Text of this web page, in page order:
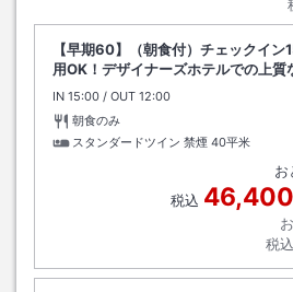
【早期60】（朝食付）チェックイン
用OK！デザイナーズホテルでの上質
IN チェックイン
15:00 / OUT チェックアウト
12:00
朝食のみ
スタンダードツイン 禁煙 40平米
お
税込 46,400
税込